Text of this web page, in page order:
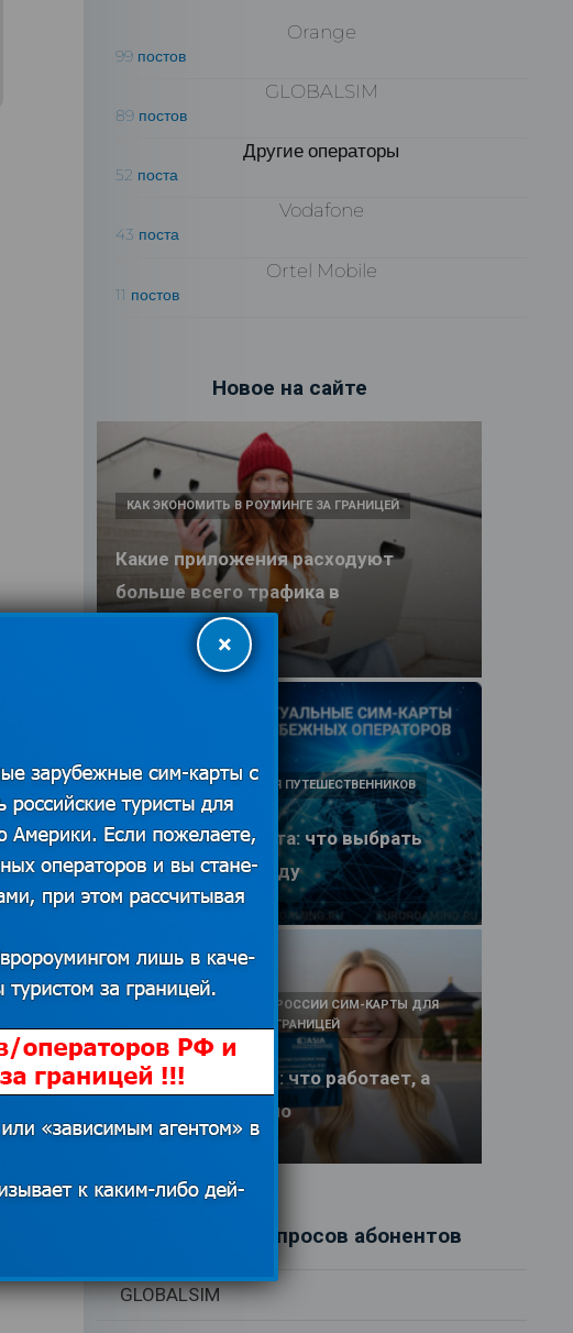
Orange
99 постов
GLOBALSIM
89 постов
Другие операторы
52 поста
Vodafone
43 поста
Ortel Mobile
11 постов
Новое на сайте
Какие приложения расходуют
больше всего трафика в
путешествии
КАК ЭКОНОМИТЬ В РОУМИНГЕ ЗА ГРАНИЦЕЙ
25.06.2026
eSIM или SIM-карта: что выбрать
туристу в 2026 году
ПОЛЕЗНЫЕ ОБЗОРЫ ДЛЯ ПУТЕШЕСТВЕННИКОВ
25.06.2026
Интернет в Китае: что работает, а
что заблокировано
КАК И У КОГО КУПИТЬ В РОССИИ СИМ-КАРТЫ ДЛЯ
ИНТЕРНЕТА И СВЯЗИ ЗА ГРАНИЦЕЙ
17.06.2026
Рубрики вопросов абонентов
GLOBALSIM
×